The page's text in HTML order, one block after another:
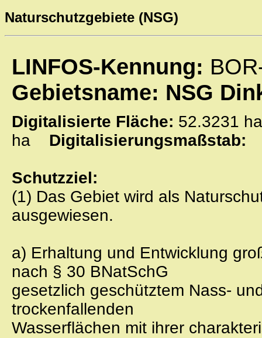
Naturschutzgebiete (NSG)
LINFOS-Kennung:
Gebietsname: NSG
Digitalisierte Fläche: 52.3231
ha Digitalisierungsmaßstab:
Schutzziel:
(1) Das Gebiet wird als
ausgewiesen.
a) Erhaltung und Entwicklung
nach § 30 BNatSchG
gesetzlich geschütztem Nass-
trockenfallenden
Wasserflächen mit ihrer